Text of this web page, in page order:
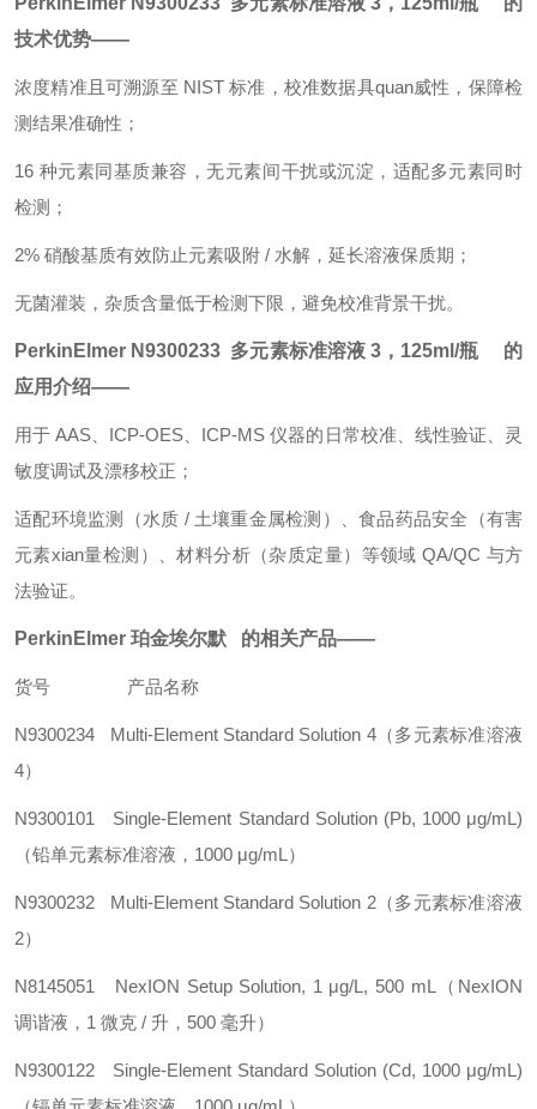
技术优势——
浓度精准且可溯源至 NIST 标准，校准数据具quan威性，保障检
测结果准确性；
16 种元素同基质兼容，无元素间干扰或沉淀，适配多元素同时
检测；
2% 硝酸基质有效防止元素吸附 / 水解，延长溶液保质期；
无菌灌装，杂质含量低于检测下限，避免校准背景干扰。
PerkinElmer N9300233 多元素标准溶液 3，125ml/瓶
的
应用介绍——
用于 AAS、ICP-OES、ICP-MS 仪器的日常校准、线性验证、灵
敏度调试及漂移校正；
适配环境监测（水质 / 土壤重金属检测）、食品药品安全（有害
元素xian量检测）、材料分析（杂质定量）等领域 QA/QC 与方
法验证。
PerkinElmer 珀金埃尔默 的相关产品——
货号 产品名称
N9300234 Multi-Element Standard Solution 4（多元素标准溶液
4）
N9300101 Single-Element Standard Solution (Pb, 1000 μg/mL)
（铅单元素标准溶液，1000 μg/mL）
N9300232 Multi-Element Standard Solution 2（多元素标准溶液
2）
N8145051 NexION Setup Solution, 1 μg/L, 500 mL（NexION
调谐液，1 微克 / 升，500 毫升）
N9300122 Single-Element Standard Solution (Cd, 1000 μg/mL)